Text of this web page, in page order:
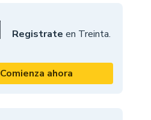
Registrate en Treinta.
Comienza ahora